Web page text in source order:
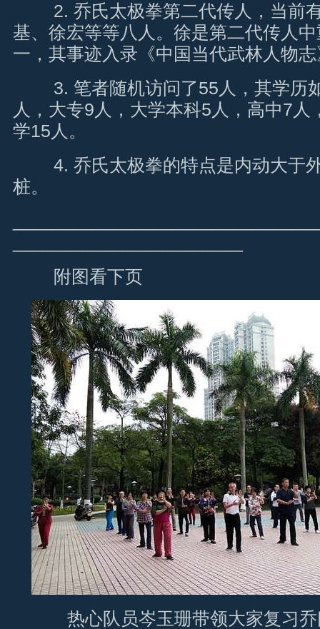
2. 乔氏太极拳第二代传人，当前
基、徐宏等等八人。徐是第二代传人
一，其事迹入录《中国当代武林人物
3. 笔者随机访问了55人，其学历
人，大专9人，大学本科5人，高中7人
学15人。
4. 乔氏太极拳的特点是内动大于
桩。
附图看下页
热心队员岑玉珊带领大家复习